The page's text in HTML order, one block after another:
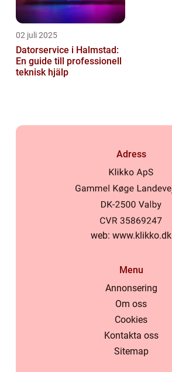
02 juli 2025
Datorservice i Halmstad:
En guide till professionell
teknisk hjälp
Adress
web: www.klikko.dk
Menu
Annonsering
Om oss
Cookies
Kontakta oss
Sitemap